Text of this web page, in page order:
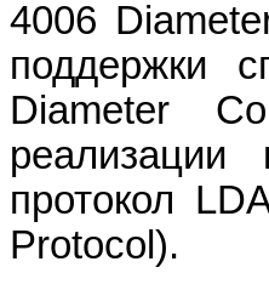
4006
поддержки
Diameter
реализации
протокол
Protocol ).